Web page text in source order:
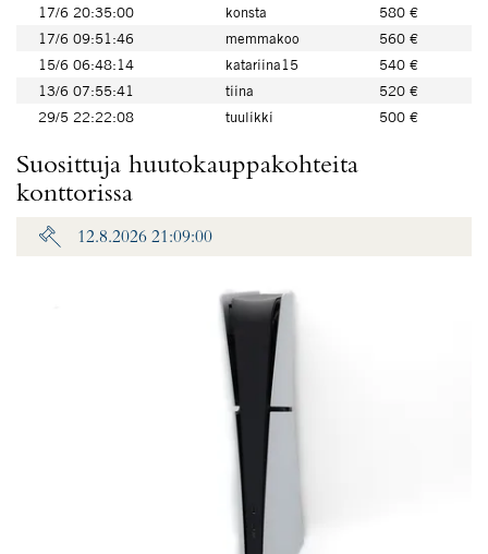
17/6 20:35:00
konsta
580 €
17/6 09:51:46
memmakoo
560 €
15/6 06:48:14
katariina15
540 €
13/6 07:55:41
tiina
520 €
29/5 22:22:08
tuulikki 500 €
Suosittuja huutokauppakohteita
konttorissa
12.8.2026 21:09:00